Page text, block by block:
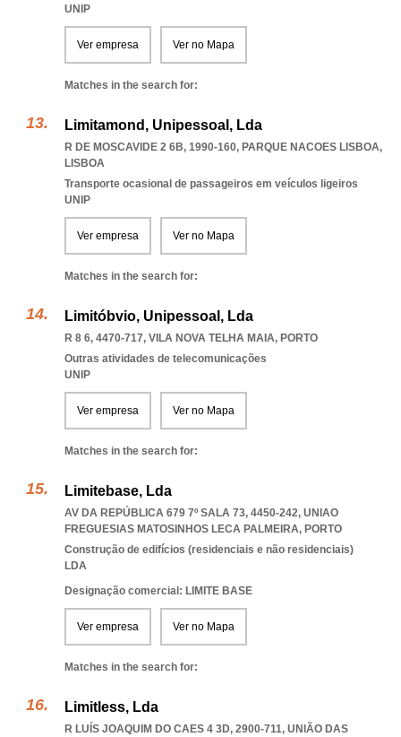
UNIP
Ver empresa Ver no Mapa
Matches in the search for:
Limitamond, Unipessoal, Lda
R DE MOSCAVIDE 2 6B, 1990-160, PARQUE NACOES LISBOA,
LISBOA
Transporte ocasional de passageiros em veículos ligeiros
UNIP
Ver empresa Ver no Mapa
Matches in the search for:
Limitóbvio, Unipessoal, Lda
R 8 6, 4470-717, VILA NOVA TELHA MAIA, PORTO
Outras atividades de telecomunicações
UNIP
Ver empresa Ver no Mapa
Matches in the search for:
Limitebase, Lda
AV DA REPÚBLICA 679 7º SALA 73, 4450-242, UNIAO
FREGUESIAS MATOSINHOS LECA PALMEIRA, PORTO
Construção de edifícios (residenciais e não residenciais)
LDA
Designação comercial: LIMITE BASE
Ver empresa Ver no Mapa
Matches in the search for:
Limitless, Lda
R LUÍS JOAQUIM DO CAES 4 3D, 2900-711, UNIÃO DAS